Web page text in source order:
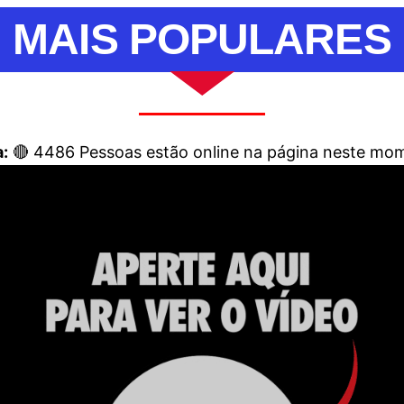
MAIS POPULARES
🔴 4486 Pessoas estão online na página neste